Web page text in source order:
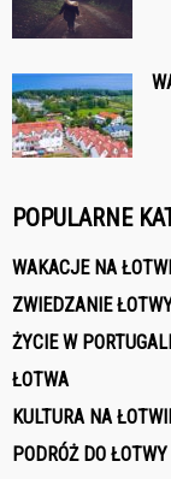
POPULARNE
WAKACJE NA
ZWIEDZANIE
ŻYCIE W
ŁOTWA
KULTURA NA
PODRÓŻ DO ŁOTWY